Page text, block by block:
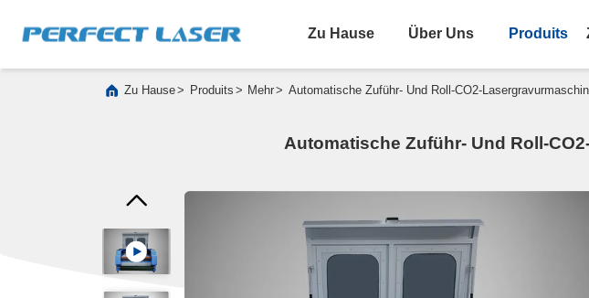
Zu Hause Über Uns Produits
Zu Hause> Produits > Mehr> Automatische Zuführ- Und Roll-CO2-
Automatische Zuführ- Und Roll-